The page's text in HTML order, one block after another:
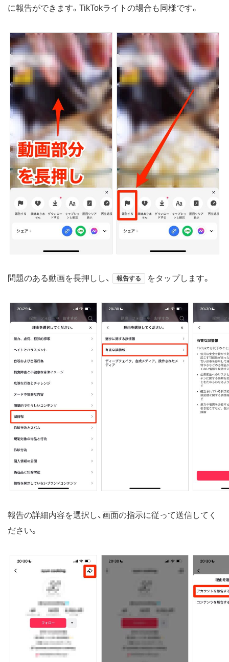
に報告ができます。TikTokライトの場合も同様です。
問題のある動画を長押しし、 報告する をタップします。
報告の詳細内容を選択し、画面の指示に従って送信してく
ださい。